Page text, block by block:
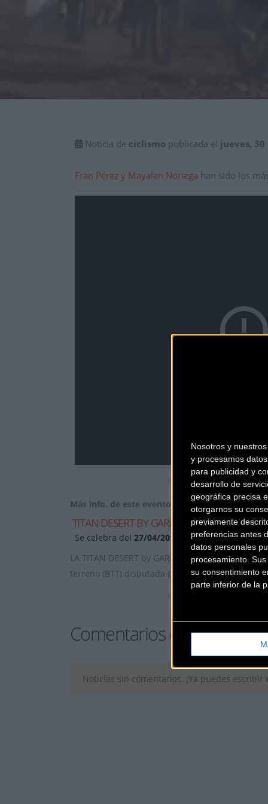
Nosotros y
y procesamos
para publicidad y
desarrollo de
geográfica precisa
otorgarnos su
previamente
preferencias antes
datos personales
procesamiento.
su consentimiento
parte inferior de la
Noticia de ciclismo publicada el jueves,
Fran Pérez y Mayalen Noriega han sido los
Más info. de este evento
TITAN DESERT BY GARMIN 2015
Se celebra del 27/04/2015
02/05/2015
LA TITAN DESERT by GARMIN MTB
terreno (BTT) disputada en forma de Challenge
Comentarios de la Noticia
Noticias sin comentarios. ¡Ya puedes escribir